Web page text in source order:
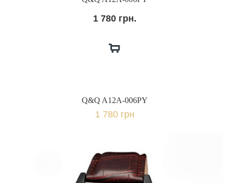
1 780 грн.
Q&Q A12A-006PY
1 780 грн